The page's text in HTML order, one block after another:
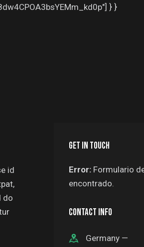
} }
id
do
GET IN TOUCH
Error: Formulario
encontrado.
CONTACT INFO
Germany —